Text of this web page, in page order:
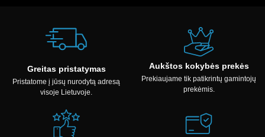
Greitas pristatymas
Pristatome į jūsų nurodytą adresą
visoje Lietuvoje.
Aukštos kokybės prekės
Prekiaujame tik patikrintų gamintojų
prekėmis.